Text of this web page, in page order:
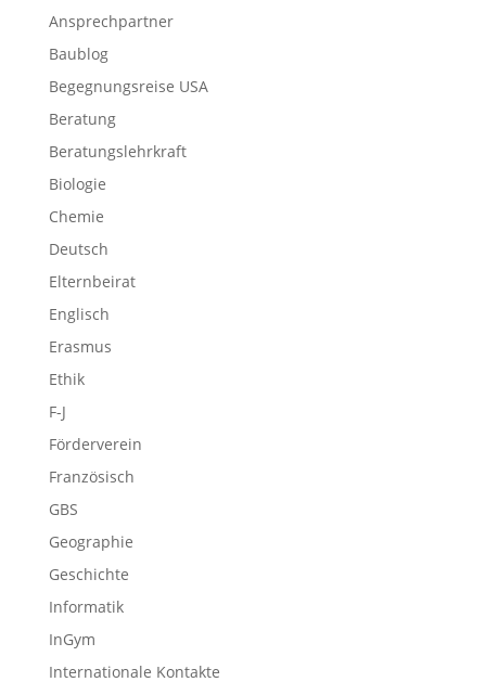
Ansprechpartner
Baublog
Begegnungsreise USA
Beratung
Beratungslehrkraft
Biologie
Chemie
Deutsch
Elternbeirat
Englisch
Erasmus
Ethik
F-J
Förderverein
Französisch
GBS
Geographie
Geschichte
Informatik
InGym
Internationale Kontakte